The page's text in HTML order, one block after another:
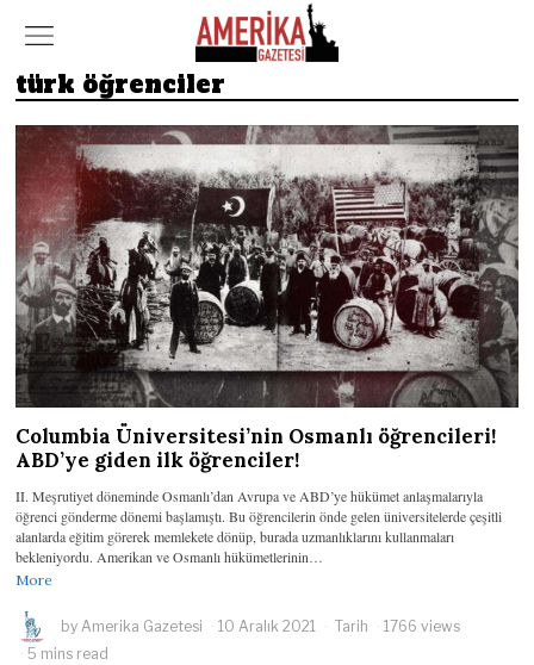
türk öğrenciler
Columbia Üniversitesi’nin Osmanlı öğrencileri!
ABD’ye giden ilk öğrenciler!
II. Meşrutiyet döneminde Osmanlı’dan Avrupa ve ABD’ye hükümet anlaşmalarıyla
öğrenci gönderme dönemi başlamıştı. Bu öğrencilerin önde gelen üniversitelerde çeşitli
alanlarda eğitim görerek memlekete dönüp, burada uzmanlıklarını kullanmaları
bekleniyordu. Amerikan ve Osmanlı hükümetlerinin…
More
byAmerika Gazetesi 10 Aralık 2021 Tarih
1766 views
5 mins read